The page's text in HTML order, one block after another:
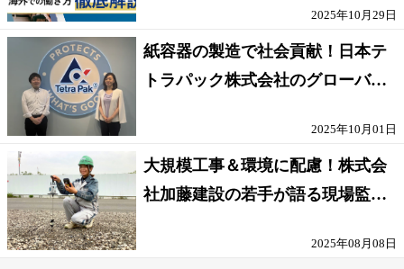
2025年10月29日
紙容器の製造で社会貢献！日本テ
トラパック株式会社のグローバル
2025年10月01日
大規模工事＆環境に配慮！株式会
社加藤建設の若手が語る現場監督
2025年08月08日